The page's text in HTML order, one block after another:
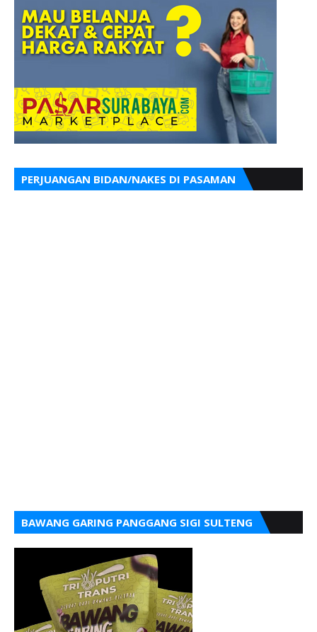
PERJUANGAN BIDAN/NAKES DI PASAMAN
BAWANG GARING PANGGANG SIGI SULTENG